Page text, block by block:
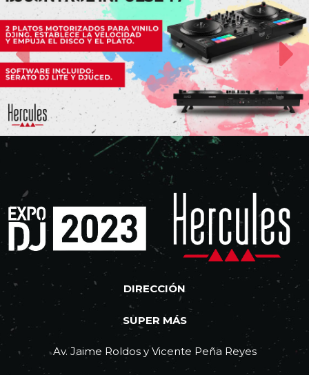
DIRECCIÓN
SUPER MÁS
Av. Jaime Roldos y Vicente Peña Reyes